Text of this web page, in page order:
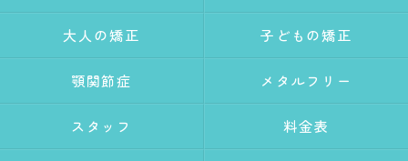
大人の矯正 子どもの矯正
顎関節症 メタルフリー
スタッフ 料金表